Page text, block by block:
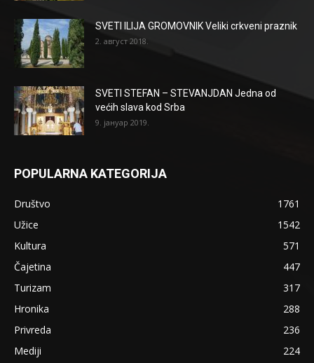
SVETI ILIJA GROMOVNIK Veliki crkveni praznik
2. август 2018.
SVETI STEFAN – STEVANJDAN Jedna od
većih slava kod Srba
9. јануар 2019.
POPULARNA KATEGORIJA
Društvo
1761
Užice
1542
Kultura
571
Čajetina
447
Turizam
317
Hronika
288
Privreda
236
Mediji
224